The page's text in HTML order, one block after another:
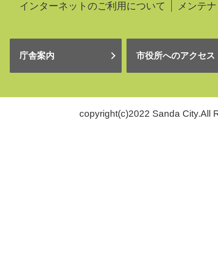
インターネットのご利用について
メンテ
庁舎案内 市役所へのアクセス
copyright(c)2022 Sanda City.All